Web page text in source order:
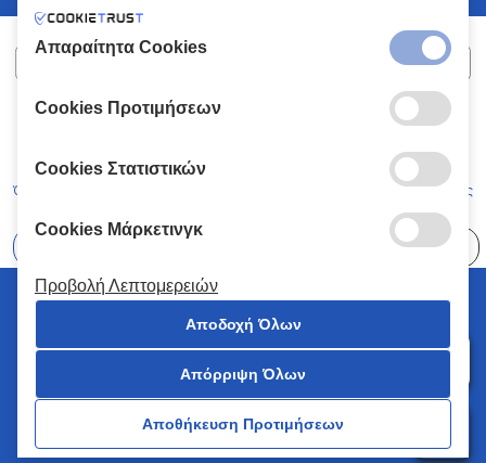
ΧΑΛΚΙΑΔΑΚΗΣ Α.Ε.
Όροι και Προϋποθέσεις Κώδικας Δεοντολογίας
© 2026 Χαλκιαδάκης all rights reserved
Απαραίτητα Cookies
Cookies Προτιμήσεων
Cookies Στατιστικών
Cookies Μάρκετινγκ
Προβολή Λεπτομερειών
Αποδοχή Όλων
Απόρριψη Όλων
Αποθήκευση Προτιμήσεων